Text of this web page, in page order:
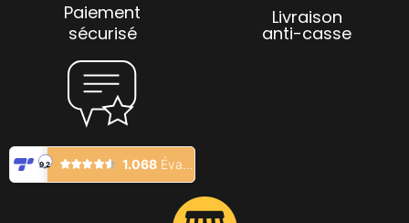
Paiement
sécurisé
Livraison
anti-casse